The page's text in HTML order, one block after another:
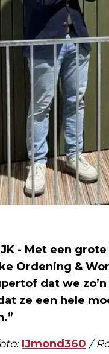
- Met een
Ordening &
dat we
ze een hele
IJmond360 /